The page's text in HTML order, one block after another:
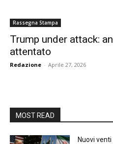
Rassegna Stampa
Trump under attack:
attentato
Redazione - Aprile 27, 2026
MOST READ
Nuovi